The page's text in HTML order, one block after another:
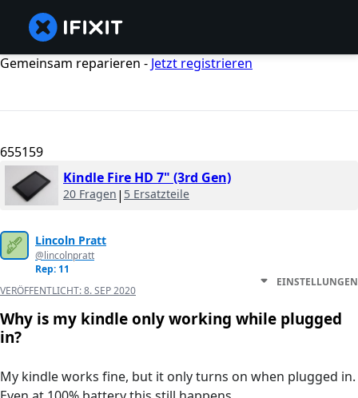
Gemeinsam reparieren - Jetzt registrieren
655159
Kindle Fire HD 7" (3rd Gen)
20 Fragen | 5 Ersatzteile
Lincoln Pratt
@lincolnpratt
Rep: 11
VERÖFFENTLICHT:8. SEP 2020
EINSTELLUNGEN
Why is my kindle only working while plugged
in?
My kindle works fine, but it only turns on when plugged in.